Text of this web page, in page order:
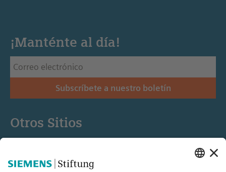
¡Manténte al día!
Subscríbete a nuestro boletín
Otros Sitios